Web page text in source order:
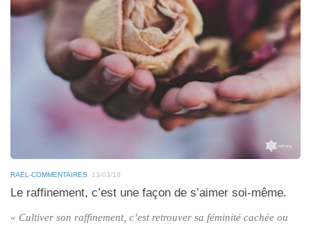
RAËL-COMMENTAIRES 13/03/18
Le raffinement, c’est une façon de s’aimer soi-même.
« Cultiver son raffinement, c’est retrouver sa féminité cachée ou